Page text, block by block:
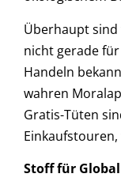
Überhaupt sind
nicht gerade
Handeln
wahren
Gratis-Tüten
Stoff für